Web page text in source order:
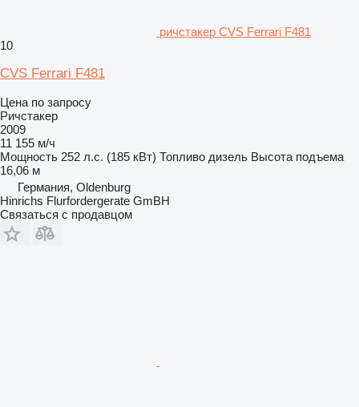
ричстакер CVS Ferrari F481
10
CVS Ferrari F481
Цена по запросу
Ричстакер
2009
11 155 м/ч
Мощность 252 л.с. (185 кВт) Топливо дизель Высота подъема
16,06 м
Германия, Oldenburg
Hinrichs Flurfordergerate GmBH
Связаться с продавцом